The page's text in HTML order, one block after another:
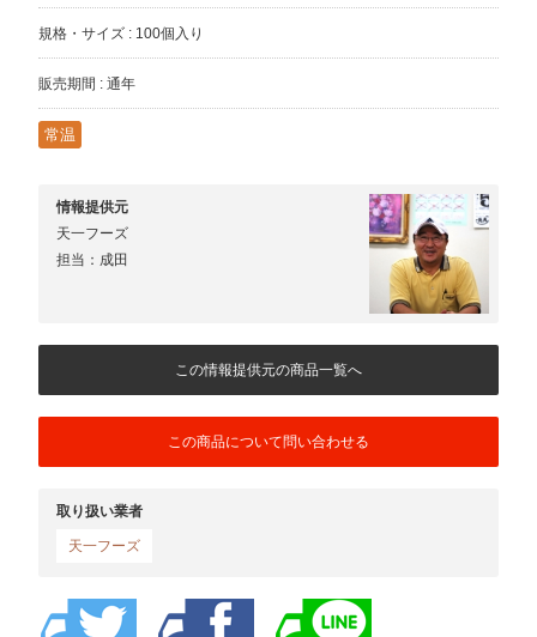
規格・サイズ : 100個入り
販売期間 : 通年
常温
情報提供元
天一フーズ
担当：成田
この情報提供元の商品一覧へ
この商品について問い合わせる
取り扱い業者
天一フーズ